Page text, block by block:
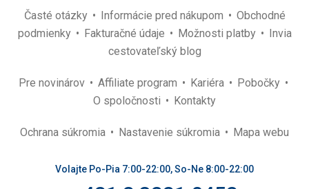
Časté otázky Informácie pred nákupom
Obchodné
podmienky
Fakturačné údaje Možnosti platby
Invia
cestovateľský blog
Pre novinárov Affiliate program Kariéra
Pobočky
O spoločnosti
Kontakty
Ochrana súkromia Nastavenie súkromia Mapa webu
Volajte Po-Pia 7:00-22:00, So-Ne 8:00-22:00